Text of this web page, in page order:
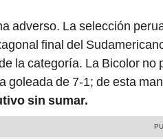
adverso. La selección
final del
la categoría. La Bicolor
goleada de 7-1; de esta
sin sumar.